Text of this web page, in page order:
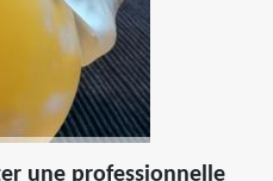
une professionnelle